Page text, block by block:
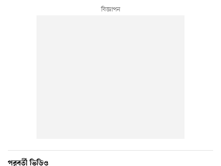
পরবর্তী ভিডিও